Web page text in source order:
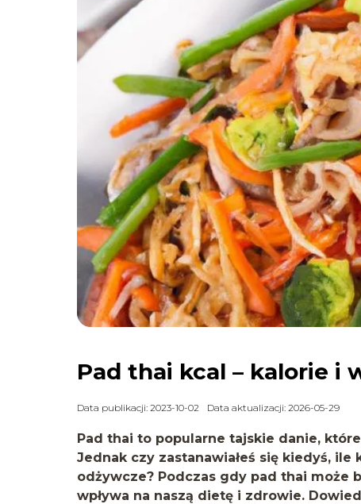
Pad thai kcal – kalorie i
Data publikacji: 2023-10-02 Data aktualizacji: 2026-05-29
Pad thai to popularne tajskie danie,
Jednak czy zastanawiałeś się kiedyś,
odżywcze? Podczas gdy pad thai może
wpływa na naszą dietę i zdrowie.